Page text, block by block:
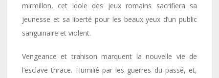
mirmillon, cet idole des jeux romains sacrifiera sa
jeunesse et sa liberté pour les beaux yeux d’un public
sanguinaire et violent.
Vengeance et trahison marquent la nouvelle vie de
l’esclave thrace. Humilié par les guerres du passé, et,